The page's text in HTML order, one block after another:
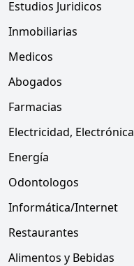
Estudios Juridicos
Inmobiliarias
Medicos
Abogados
Farmacias
Electricidad, Electrónica
Energía
Odontologos
Informática/Internet
Restaurantes
Alimentos y Bebidas